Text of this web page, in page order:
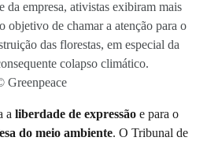
da empresa, ativistas exibiram mais
objetivo de chamar a atenção para o
das florestas, em especial da
colapso climático.
Greenpeace
a liberdade de expressão e para o
do meio ambiente. O Tribunal de